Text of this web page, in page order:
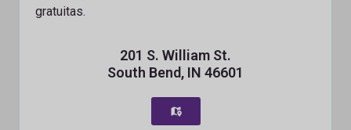
gratuitas.
201 S. William St.
South Bend, IN 46601